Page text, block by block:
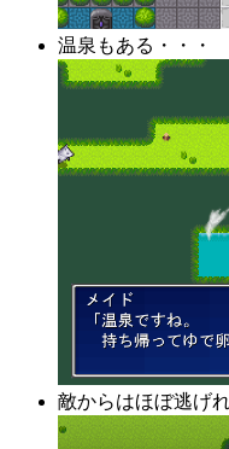
温泉もある・・・
敵からはほぼ逃げ